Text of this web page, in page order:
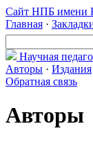
Сайт НПБ имени
Главная ·
Научная
Авторы · Издания
Обратная связь
Авторы